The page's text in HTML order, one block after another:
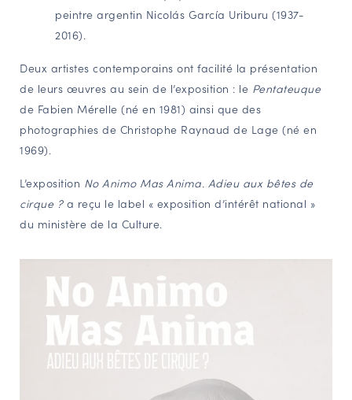
peintre argentin Nicolás García Uriburu (1937-
2016).
Deux artistes contemporains ont facilité la présentation
de leurs œuvres au sein de l’exposition : le Pentateuque
de Fabien Mérelle (né en 1981) ainsi que des
photographies de Christophe Raynaud de Lage (né en
1969).
L’exposition No Animo Mas Anima. Adieu aux bêtes de
cirque ?a reçu le label « exposition d’intérêt national »
du ministère de la Culture.